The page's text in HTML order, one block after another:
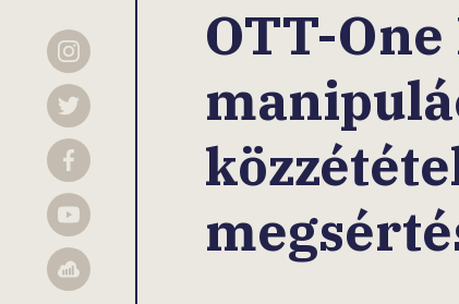
Instagram
Twitter
Facebook
YouTube
Sellsy
OTT-